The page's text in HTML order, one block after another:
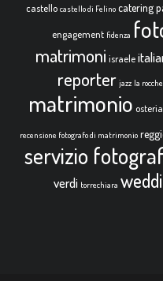
castello castello di Felino catering
engagement fidenza
matrimoni israele
reporter jazz la
matrimonio
recensione fotografo di matrimonio
servizio
verdi torrechiara